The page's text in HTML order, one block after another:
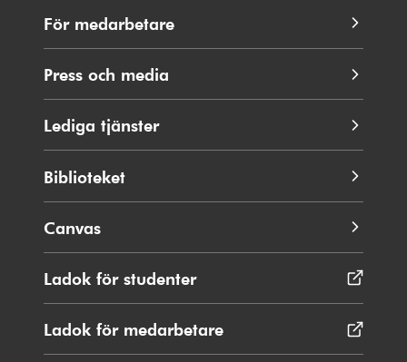
För medarbetare
Press och media
Lediga tjänster
Biblioteket
Canvas
Ladok för studenterÖppnas
i
fönster
Ladok för medarbetare
i